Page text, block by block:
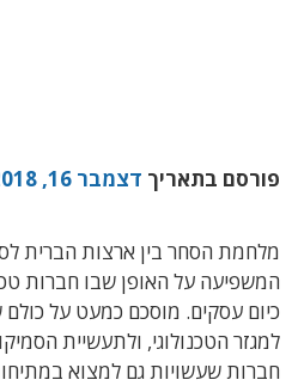
פורסם בתאריך דצמבר 16, 2018
מלחמת הסחר בין ארצות הברית
המשפיעה על האופן שבו חברות
כיום עסקים. מוסכם כמעט על
למגזר הטכנולוגי, ולתעשיית
חברות שעשויות גם למצוא